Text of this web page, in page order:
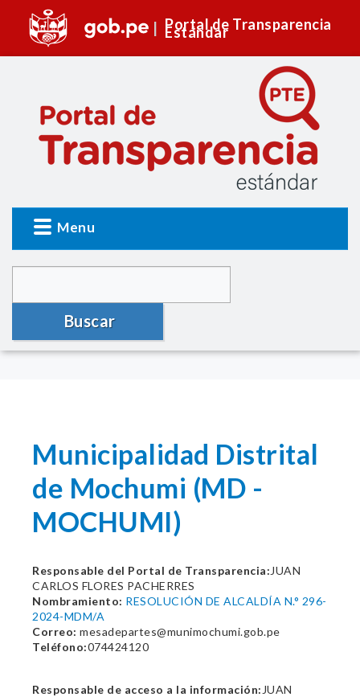
Portal de Transparencia
Estándar
Menu
Buscar
Municipalidad Distrital
de Mochumi (MD -
MOCHUMI)
Responsable del Portal de Transparencia: JUAN
CARLOS FLORES PACHERRES
Nombramiento: RESOLUCIÓN DE ALCALDÍA N.° 296-
2024-MDM/A
Correo: mesadepartes@munimochumi.gob.pe
Teléfono:074424120
Responsable de acceso a la información: JUAN